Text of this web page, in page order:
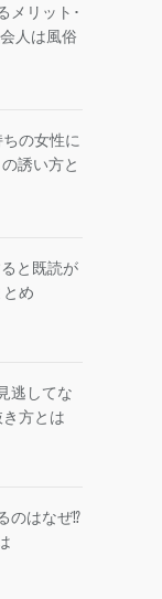
メリット･
人は風俗
の女性に
誘い方と
と既読が
め
逃してな
方とは
のはなぜ⁉︎